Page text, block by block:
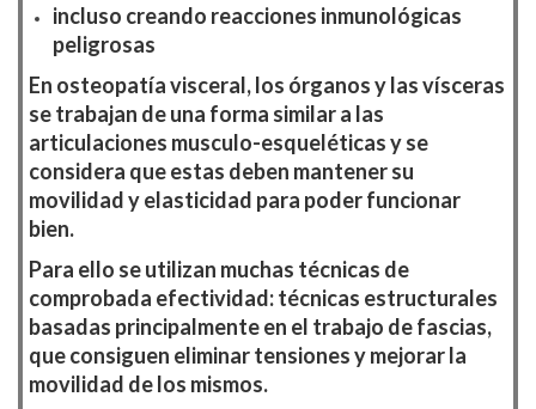
incluso creando reacciones inmunológicas
peligrosas
En osteopatía visceral, los órganos y las vísceras
se trabajan de una forma similar a las
articulaciones musculo-esqueléticas y se
considera que estas deben mantener su
movilidad y elasticidad para poder funcionar
bien.
Para ello se utilizan muchas técnicas de
comprobada efectividad: técnicas estructurales
basadas principalmente en el trabajo de fascias,
que consiguen eliminar tensiones y mejorar la
movilidad de los mismos.